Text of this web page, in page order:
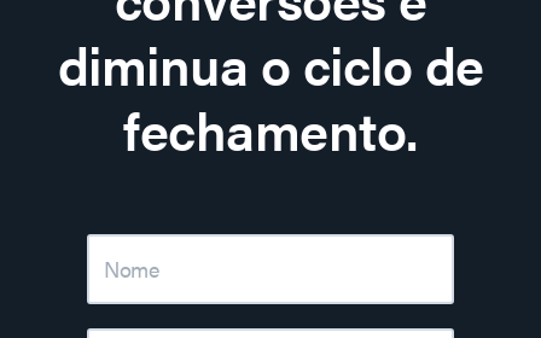
diminua o ciclo de
fechamento.